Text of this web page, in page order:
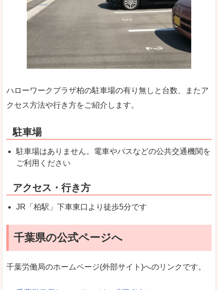
ハローワークプラザ柏の駐車場の有り無しと台数、またア
クセス方法や行き方をご紹介します。
駐車場
駐車場はありません。電車やバスなどの公共交通機関を
ご利用ください
アクセス・行き方
JR「柏駅」下車東口より徒歩5分です
千葉県の公式ページへ
千葉労働局のホームページ(外部サイト)へのリンクです。